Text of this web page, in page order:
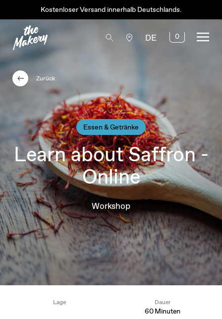
Kostenloser Versand innerhalb Deutschlands.
DE 0
Essen & Getränke
Learn about Saffron -
Online
Workshop
Zurück
Lage Dauer
60 Minuten